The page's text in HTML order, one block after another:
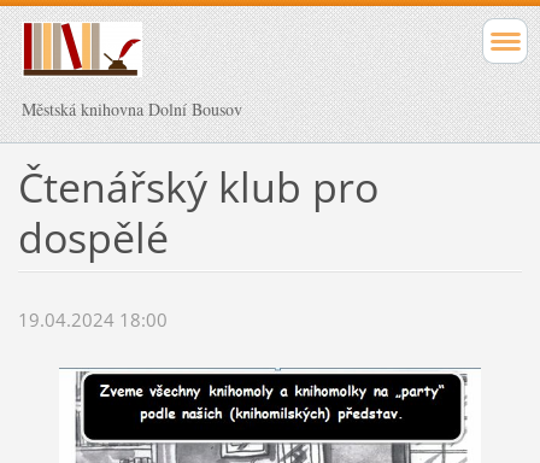
Městská knihovna Dolní Bousov
Čtenářský klub pro
dospělé
19.04.2024 18:00